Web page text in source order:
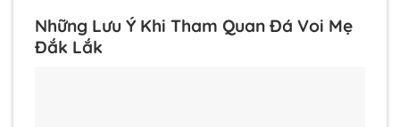
Những Lưu Ý Khi Tham Quan Đá Voi Mẹ
Đắk Lắk